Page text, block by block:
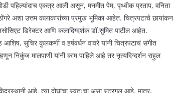
पहिल्यांदाच एकत्र आली असून, मनमीत पेम, पृथ्वीक प्रताप, वनिता
अशा उत्तम कलाकारांच्या प्रमुख भूमिका आहेत. चित्रपटाचे छायांकन
डिरेक्टर आणि कलादिग्दर्शक डॉ.सुमित पाटील आहेत.
सुचिर कुलकर्णी व हर्षवर्धन वावरे यांनी चित्रपटाचं संगीत
निकुंज मालपाणी यांनी काम पाहिले आहे तर नृत्यदिग्दर्शन राहुल
आहे. त्या दोघांचा स्वतःचा असा स्ट्रगल आहे. मात्र,